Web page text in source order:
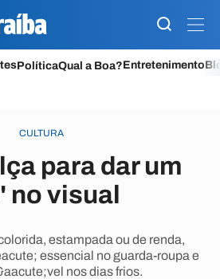
PolíticaQual a Boa?Entretenimento
CULTURA
para dar um
no visual
estampada ou de renda,
essencial no guarda-roupa e
nos dias frios.